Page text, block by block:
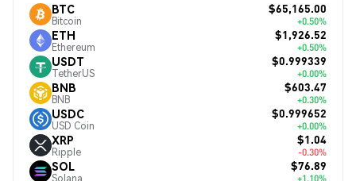
BTC
Bitcoin
$65,165.00
+0.50%
ETH
Ethereum
$1,926.52
+0.50%
USDT
TetherUS
$0.999339
+0.00%
BNB
BNB
$603.47
+0.30%
USDC
USD Coin
$0.999652
+0.00%
XRP
Ripple
$1.04
-0.30%
SOL
Solana
$76.89
+1.10%